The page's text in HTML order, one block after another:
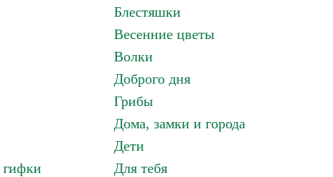
Блестяшки
Весенние цветы
Волки
Доброго дня
Грибы
Дома, замки и города
Дети
гифки
Для тебя